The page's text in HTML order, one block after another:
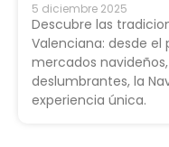
5 diciembre 2025
Descubre las
Valenciana: desde el
mercados
deslumbrantes, la
experiencia única.